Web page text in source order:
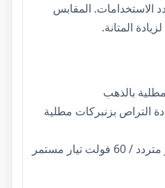
الاستخدامات. المقابس
المتانة.
التراص بزنبركات مطلية